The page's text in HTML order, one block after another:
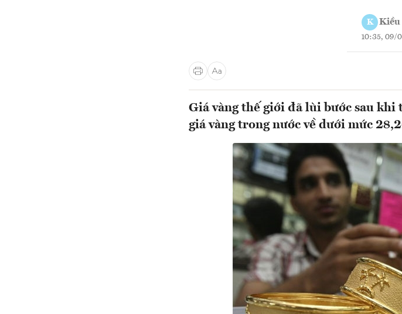
K Kiều
10:35, 09/
Giá vàng thế giới đã lùi bước sau
giá vàng trong nước về dưới mức